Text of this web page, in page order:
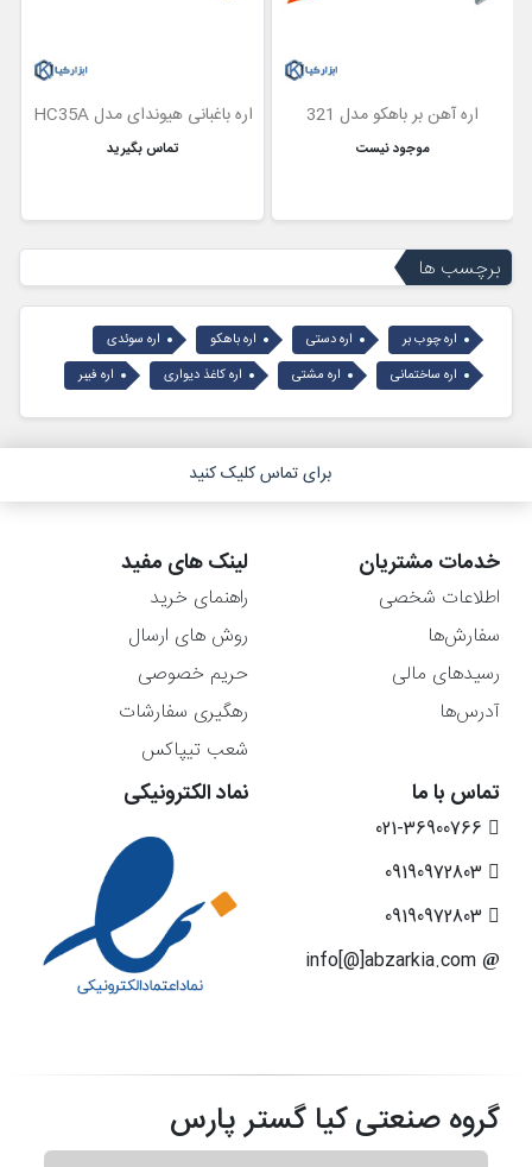
اره آهن بر باهکو مدل 321
موجود نیست
اره باغبانی هیوندای مدل HC35A
تماس بگیرید
برچسب ها
اره چوب بر اره دستی اره باهکو
اره سوئدی
اره ساختمانی
اره مشتی اره کاغذ دیواری اره فیبر
برای تماس کلیک کنید
خدمات مشتریان
اطلاعات شخصی
سفارش‌ها
رسیدهای مالی
آدرس‌ها
لینک های مفید
راهنمای خرید
روش های ارسال
حریم خصوصی
رهگیری سفارشات
شعب تیپاکس
تماس با ما نماد الکترونیکی
گروه صنعتی کیا گستر پارس